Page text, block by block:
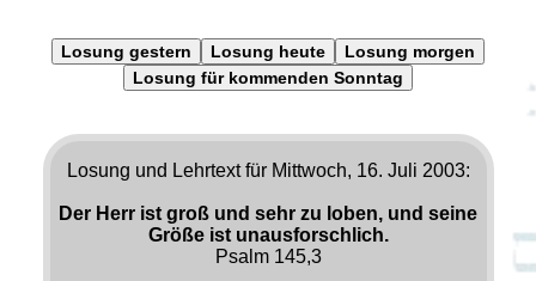
Losung gestern Losung heute
Losung morgen
Losung für kommenden Sonntag
Losung und Lehrtext für Mittwoch, 16. Juli 2003:
Der Herr ist groß und sehr zu loben, und seine
Größe ist unausforschlich.
Psalm 145,3